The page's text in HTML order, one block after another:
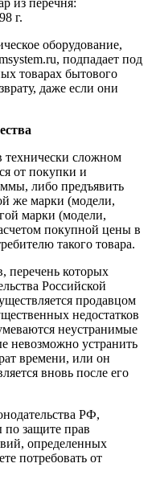
из перечня:
г.
оборудование,
подпадает под
товарах бытового
даже если они
технически сложном
от покупки и
либо предъявить
же марки (модели,
марки (модели,
покупной цены в
такого товара.
перечень которых
Российской
продавцом
недостатков
неустранимые
невозможно устранить
времени, или он
вновь после его
РФ,
по защите прав
определенных
потребовать от